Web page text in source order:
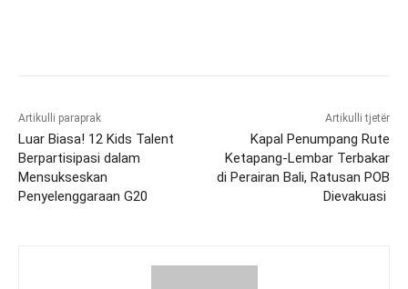
Artikulli paraprak
Luar Biasa! 12 Kids Talent
Berpartisipasi dalam
Mensukseskan
Penyelenggaraan G20
Artikulli tjetër
Kapal Penumpang Rute
Ketapang-Lembar Terbakar
di Perairan Bali, Ratusan POB
Dievakuasi